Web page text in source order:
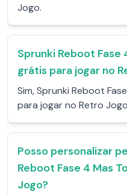
Jogo.
Sprunki Reboot Fase
grátis para jogar no
Sim, Sprunki Reboot
para jogar no Retro
Posso personalizar
Reboot Fase 4 Mas
Jogo?